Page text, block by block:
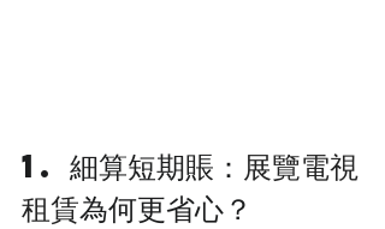
1. 細算短期賬： 展覽電視
租賃為何更省心？